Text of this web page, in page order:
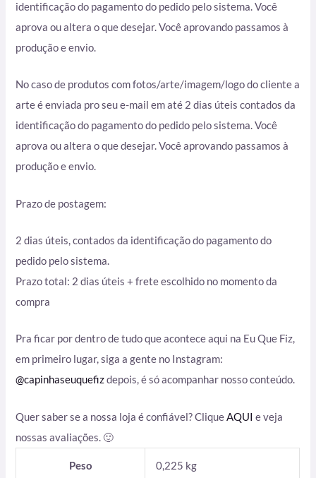
identificação do pagamento do pedido pelo sistema. Você
aprova ou altera o que desejar. Você aprovando passamos à
produção e envio.
No caso de produtos com fotos/arte/imagem/logo do cliente a
arte é enviada pro seu e-mail em até 2 dias úteis contados da
identificação do pagamento do pedido pelo sistema. Você
aprova ou altera o que desejar. Você aprovando passamos à
produção e envio.
Prazo de postagem:
2 dias úteis, contados da identificação do pagamento do
pedido pelo sistema.
Prazo total: 2 dias úteis + frete escolhido no momento da
compra
Pra ficar por dentro de tudo que acontece aqui na Eu Que Fiz,
em primeiro lugar, siga a gente no Instagram:
@capinhaseuquefizdepois, é só acompanhar nosso conteúdo.
Quer saber se a nossa loja é confiável? CliqueAQUI e veja
nossas avaliações. 🙂
Peso 0,225 kg